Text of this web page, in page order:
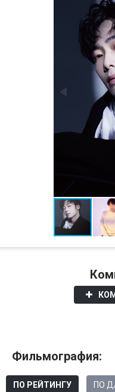
Фильмография:
ПО РЕЙТИНГУ ПО